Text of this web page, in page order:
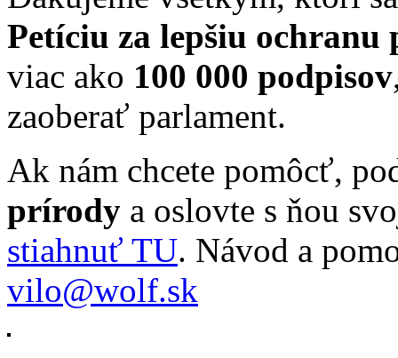
Petíciu za lepšiu
viac ako 100 000 podpisov
zaoberať parlament.
Ak nám chcete pomôcť,
prírody a oslovte s ňou
stiahnuť TU. Návod a
vilo@wolf.sk